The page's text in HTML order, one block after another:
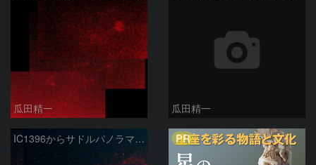
瓜田精一 瓜田精一
IC1396からサドルパノラマ50mm PR